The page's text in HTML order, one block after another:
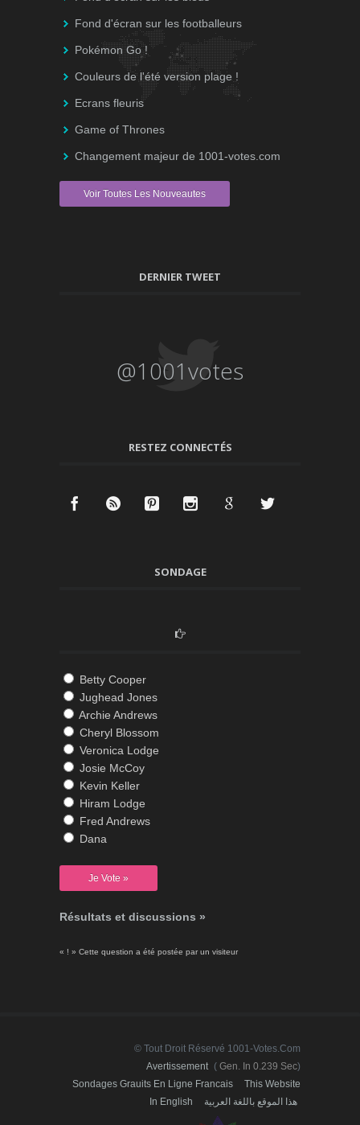
Fond d'écran sur les footballeurs
Pokémon Go !
Couleurs de l'été version plage !
Ecrans fleuris
Game of Thrones
Changement majeur de 1001-votes.com
Voir Toutes Les Nouveautes
DERNIER TWEET
@1001votes
RESTEZ CONNECTÉS
SONDAGE
Betty Cooper
Jughead Jones
Archie Andrews
Cheryl Blossom
Veronica Lodge
Josie McCoy
Kevin Keller
Hiram Lodge
Fred Andrews
Dana
Résultats et discussions »
« ! » Cette question a été postée par un visiteur
© Tout Droit Réservé 1001-Votes.com
Avertissement ( Gen. In 0.239 Sec)
Sondages Grauits En Ligne Francais
This Website
In English
هذا الموقع باللغة العربية